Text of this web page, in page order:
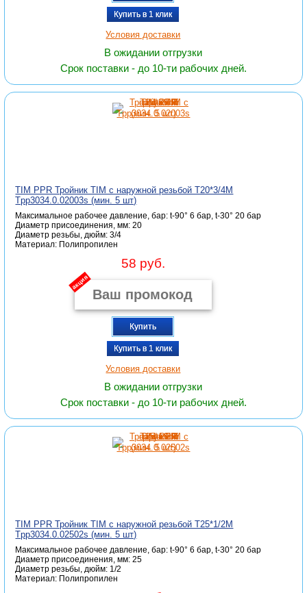
Купить в 1 клик
Условия доставки
В ожидании отгрузки
Срок поставки - до 10-ти рабочих дней.
TIM PPR Тройник TIM с наружной резьбой T20*3/4M
Tpp3034.0.02003s (мин. 5 шт)
Максимальное рабочее давление, бар: t-90° 6 бар, t-30° 20 бар
Диаметр присоединения, мм: 20
Диаметр резьбы, дюйм: 3/4
Материал: Полипропилен
58 руб.
акция
Купить
Купить в 1 клик
Условия доставки
В ожидании отгрузки
Срок поставки - до 10-ти рабочих дней.
TIM PPR Тройник TIM с наружной резьбой T25*1/2M
Tpp3034.0.02502s (мин. 5 шт)
Максимальное рабочее давление, бар: t-90° 6 бар, t-30° 20 бар
Диаметр присоединения, мм: 25
Диаметр резьбы, дюйм: 1/2
Материал: Полипропилен